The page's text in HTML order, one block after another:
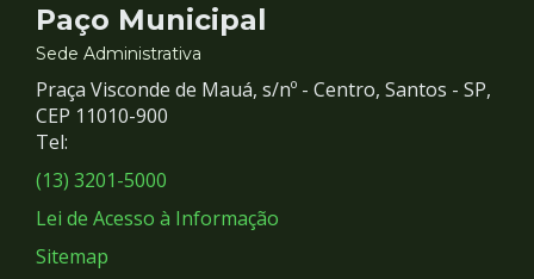
Contato
e
Redes
Sociais
Paço Municipal
Sede Administrativa
Praça Visconde de Mauá, s/nº - Centro, Santos - SP,
CEP 11010-900
Tel:
(13) 3201-5000
Lei de Acesso à Informação
Sitemap